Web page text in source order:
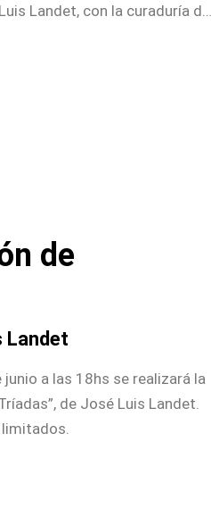
Landet, con la curaduría de
de
Landet
a las 18hs se realizará la
de José Luis Landet.